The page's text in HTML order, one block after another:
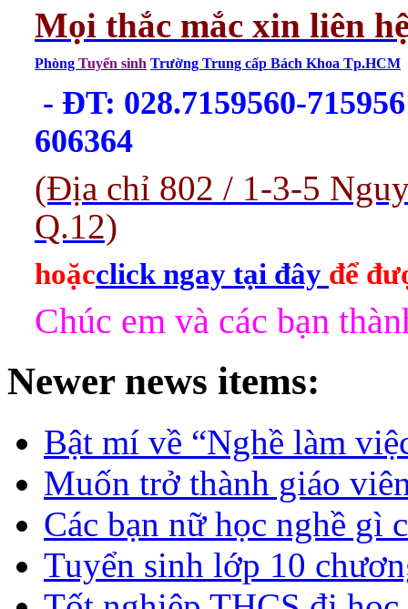
Mọi thắc mắc xin liên
Phòng Tuyển sinh Trường Trung cấp Bách Khoa Tp.HCM
- ĐT: 028.7159560-
606364
(Địa chỉ 802 / 1-3-5
Q.12)
hoặcclick ngay tại đây để
Chúc em và các bạn
Newer news items:
Bật mí về “Nghề làm
Muốn trở thành giáo
Các bạn nữ học nghề gì
Tuyển sinh lớp 10